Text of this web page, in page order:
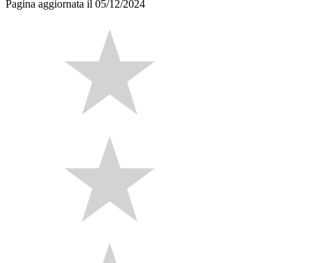
Pagina aggiornata il 05/12/2024